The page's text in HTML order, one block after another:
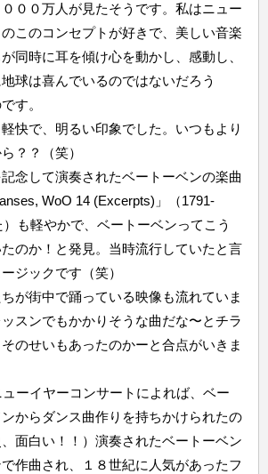
００万人が見たそうです。私はニュー
このコンセプトが好きで、美しい音楽
同時に耳を傾け心を動かし、感動し、
球は喜んでいるのではないだろう
す。
快で、明るい印象でした。いつもより
？？（笑）
念して演奏されたベートーベンの楽曲
WoO 14 (Excerpts)」（1791-
も軽やかで、ベートーベンってこう
のか！と発見。当時流行していたと言
ジックです（笑）
が街中で踊っている映像も流れていま
スンでもかかりそうな曲だな〜とチラ
のせいもあったのかーと合点がいきま
ーイヤーコンサートによれば、ベー
ンからダンス曲作りを持ちかけられたの
面白い！！）演奏されたベートーベン
作曲され、１８世紀に人気があったフ